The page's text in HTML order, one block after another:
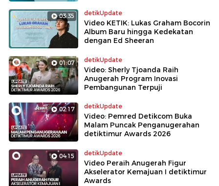
03:35 detikUpdate
Video KETIK: Lukas Graham Bocorin
Album Baru hingga Kedekatan
dengan Ed Sheeran
01:07 detikUpdate
Video: Sherly Tjoanda Raih
Anugerah Program Inovasi
Pembangunan Terpuji
02:17 detikUpdate
Video: Pemred Detikcom Buka
Malam Puncak Penganugerahan
detiktimur Awards 2026
04:15 detikUpdate
Video Peraih Anugerah Figur
Akselerator Kemajuan I detiktimur
Awards